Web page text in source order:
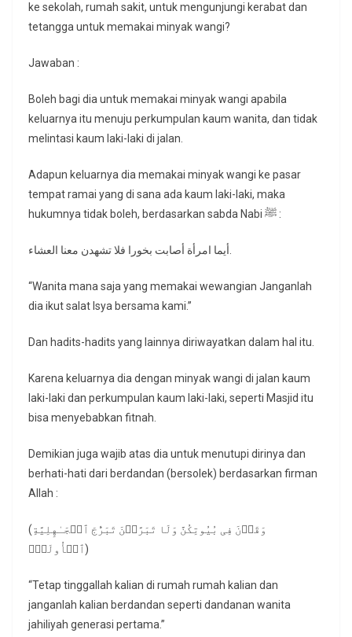
ke sekolah, rumah sakit, untuk mengunjungi kerabat dan
tetangga untuk memakai minyak wangi?
Jawaban :
Boleh bagi dia untuk memakai minyak wangi apabila
keluarnya itu menuju perkumpulan kaum wanita, dan tidak
melintasi kaum laki-laki di jalan.
Adapun keluarnya dia memakai minyak wangi ke pasar
tempat ramai yang di sana ada kaum laki-laki, maka
hukumnya tidak boleh, berdasarkan sabda Nabi ﷺ :
أيما امرأة أصابت بخورا فلا تشهدن معنا العشاء.
“Wanita mana saja yang memakai wewangian Janganlah
dia ikut salat Isya bersama kami.”
Dan hadits-hadits yang lainnya diriwayatkan dalam hal itu.
Karena keluarnya dia dengan minyak wangi di jalan kaum
laki-laki dan perkumpulan kaum laki-laki, seperti Masjid itu
bisa menyebabkan fitnah.
Demikian juga wajib atas dia untuk menutupi dirinya dan
berhati-hati dari berdandan (bersolek) berdasarkan firman
Allah :
(وَقَرۡنَ فِی بُیُوتِكُنَّ وَلَا تَبَرَّجۡنَ تَبَرُّجَ ٱلۡجَـٰهِلِیَّةِ
ٱلۡأُولَىٰۖ)
“Tetap tinggallah kalian di rumah rumah kalian dan
janganlah kalian berdandan seperti dandanan wanita
jahiliyah generasi pertama.”